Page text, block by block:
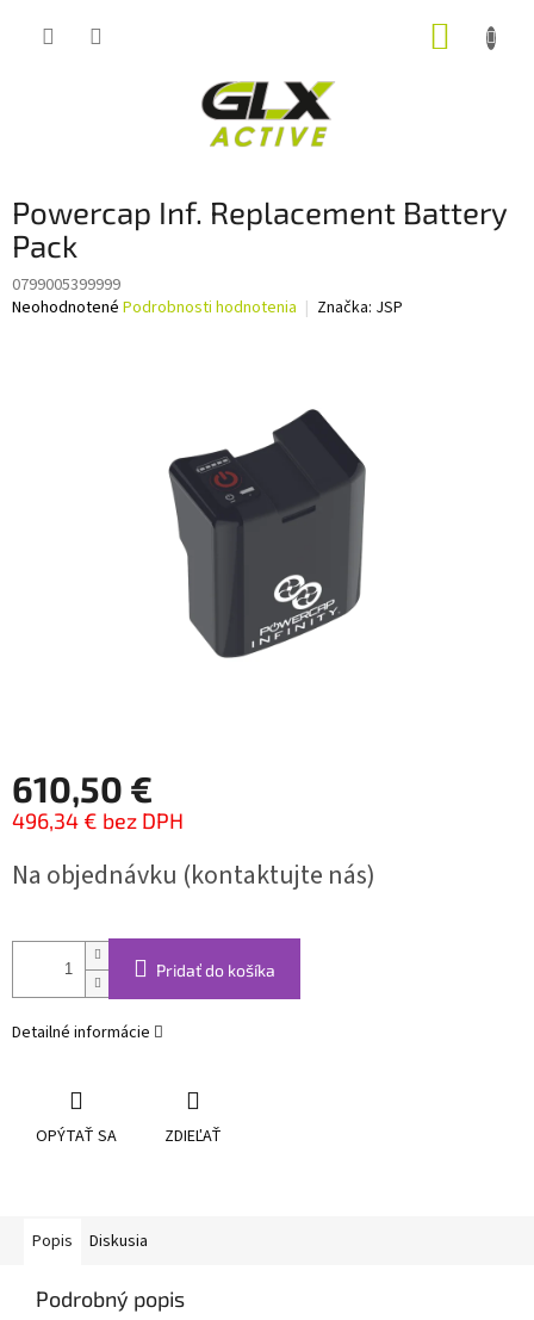
Powercap Inf. Replacement Battery
Pack
0799005399999
Priemerné
Neohodnotené Podrobnosti hodnotenia Značka: JSP
610,50 €
496,34 € bez DPH
cena:
Na objednávku (kontaktujte nás)
Pridať do košíka
Detailné informácie
OPÝTAŤ SA ZDIEĽAŤ
Popis Diskusia
Podrobný popis